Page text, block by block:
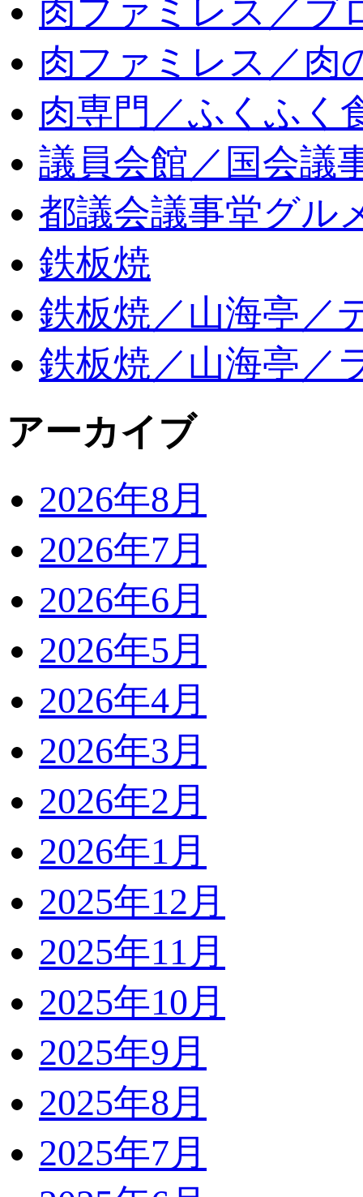
肉ファミレス／ブ
肉ファミレス／肉
肉専門／ふくふく
議員会館／国会議
都議会議事堂グル
鉄板焼
鉄板焼／山海亭／
鉄板焼／山海亭／
アーカイブ
2026年8月
2026年7月
2026年6月
2026年5月
2026年4月
2026年3月
2026年2月
2026年1月
2025年12月
2025年11月
2025年10月
2025年9月
2025年8月
2025年7月